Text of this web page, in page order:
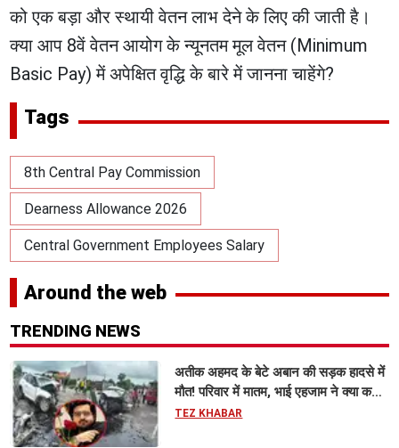
को एक बड़ा और स्थायी वेतन लाभ देने के लिए की जाती है।
​क्या आप 8वें वेतन आयोग के न्यूनतम मूल वेतन (Minimum
Basic Pay) में अपेक्षित वृद्धि के बारे में जानना चाहेंगे?
Tags
8th Central Pay Commission
Dearness Allowance 2026
Central Government Employees Salary
Around the web
TRENDING NEWS
अतीक अहमद के बेटे अबान की सड़क हादसे में
मौत! परिवार में मातम, भाई एहजाम ने क्या कहा?
जानिए पूरा मामला
TEZ KHABAR